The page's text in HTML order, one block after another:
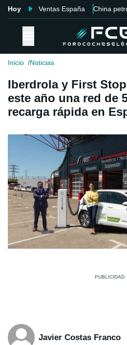
Hoy Ventas España China
Inicio Noticias
Iberdrola y First
este año una red de
recarga rápida en
Javier Costas Franco